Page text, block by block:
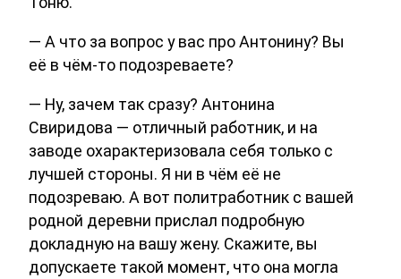
— А что за вопрос у вас про Антонину? Вы
её в чём-то подозреваете?
— Ну, зачем так сразу? Антонина
Свиридова — отличный работник, и на
заводе охарактеризовала себя только с
лучшей стороны. Я ни в чём её не
подозреваю. А вот политработник с вашей
родной деревни прислал подробную
докладную на вашу жену. Скажите, вы
допускаете такой момент, что она могла